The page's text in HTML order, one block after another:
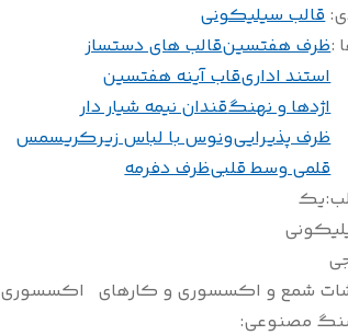
:قالب سیلیکونی
:ظرف هفتسینقالب های دستساز
استند اداریقاب آینه هفتسین
اژدها و نهنگقندان نیمه شیار دار
ظرف پذیراییونوس با لباس زیرکریسمس
قلمی وسط قلبیظرف دفرمه
:یک
شمع و اکسسوری و کارهای
مصنوعی:
اکسسوری